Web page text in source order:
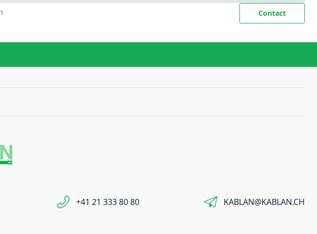
Contact
+41 21 333 80 80 KABLAN@KABLAN.CH